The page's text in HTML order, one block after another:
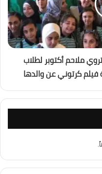
ملاحم أكتوبر لطلاب
كرتوني عن والدها